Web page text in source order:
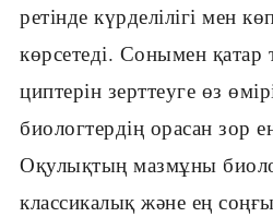
ретінде күрделілігі мен
көрсетеді. Сонымен қатар
циптерін зерттеуге өз
биологтердің орасан зор
Оқулықтың мазмұны
классикалық және ең соңғы